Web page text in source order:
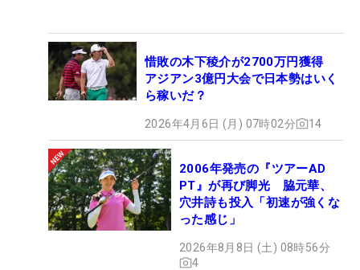
惜敗の木下稜介が2700万円獲得
アジアン3億円大会で日本勢はいく
ら稼いだ？
2026年4月6日 (月) 07時02分 14
2006年発売の『ツアーAD
PT』が再び脚光 脇元華、
穴井詩も投入「初速が強くな
った感じ」
2026年8月8日 (土) 08時56分
4